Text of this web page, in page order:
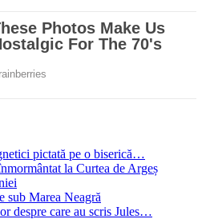
pictată pe o biserică…
la Curtea de Argeș
sub Marea Neagră
despre care au scris Jules…